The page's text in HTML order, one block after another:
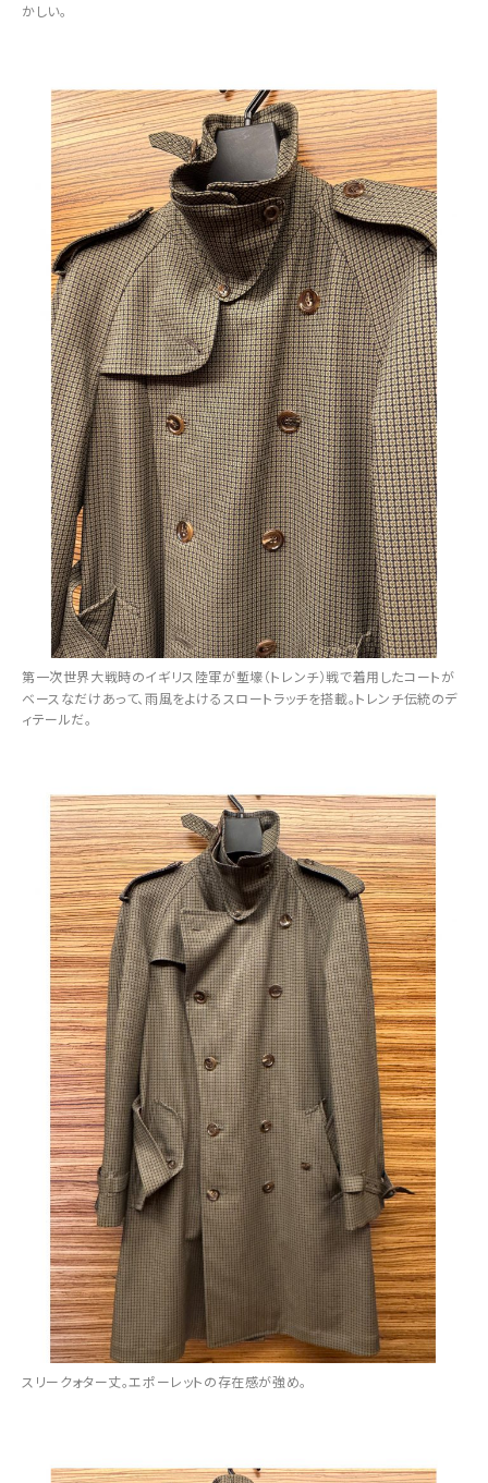
かしい。
第一次世界大戦時のイギリス陸軍が塹壕（トレンチ）戦で着用したコートが
ベースなだけあって、雨風をよけるスロートラッチを搭載。トレンチ伝統のデ
ィテールだ。
スリークォター丈。エポーレットの存在感が強め。